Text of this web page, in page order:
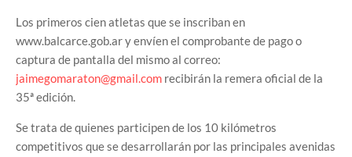
Los primeros cien atletas que se inscriban en
www.balcarce.gob.ar y envíen el comprobante de pago o
captura de pantalla del mismo al correo:
jaimegomaraton@gmail.com recibirán la remera oficial de la
35ª edición.
Se trata de quienes participen de los 10 kilómetros
competitivos que se desarrollarán por las principales avenidas